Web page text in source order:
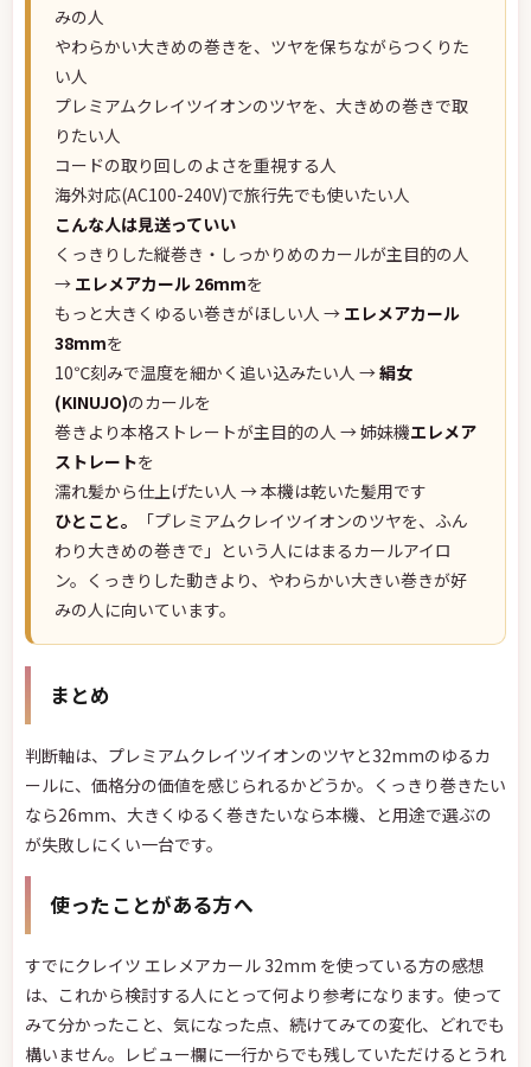
みの人
やわらかい大きめの巻きを、ツヤを保ちながらつくりた
い人
プレミアムクレイツイオンのツヤを、大きめの巻きで取
りたい人
コードの取り回しのよさを重視する人
海外対応(AC100-240V)で旅行先でも使いたい人
こんな人は見送っていい
くっきりした縦巻き・しっかりめのカールが主目的の人
→ エレメアカール 26mmを
もっと大きくゆるい巻きがほしい人 → エレメアカール
38mmを
10℃刻みで温度を細かく追い込みたい人 →絹女
(KINUJO)のカールを
巻きより本格ストレートが主目的の人 → 姉妹機エレメア
ストレートを
濡れ髪から仕上げたい人 → 本機は乾いた髪用です
ひとこと。
「プレミアムクレイツイオンのツヤを、ふん
わり大きめの巻きで」という人にはまるカールアイロ
ン。くっきりした動きより、やわらかい大きい巻きが好
みの人に向いています。
まとめ
判断軸は、プレミアムクレイツイオンのツヤと32mmのゆるカ
ールに、価格分の価値を感じられるかどうか。くっきり巻きたい
なら26mm、大きくゆるく巻きたいなら本機、と用途で選ぶの
が失敗しにくい一台です。
使ったことがある方へ
すでにクレイツ エレメアカール 32mm を使っている方の感想
は、これから検討する人にとって何より参考になります。使って
みて分かったこと、気になった点、続けてみての変化、どれでも
構いません。レビュー欄に一行からでも残していただけるとうれ